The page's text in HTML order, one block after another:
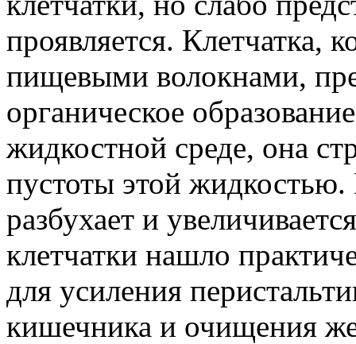
проявляется. Клетчатка,
пищевыми волокнами,
органическое
жидкостной среде, она
пустоты этой жидкостью.
разбухает и
клетчатки нашло
для усиления
кишечника и очищения